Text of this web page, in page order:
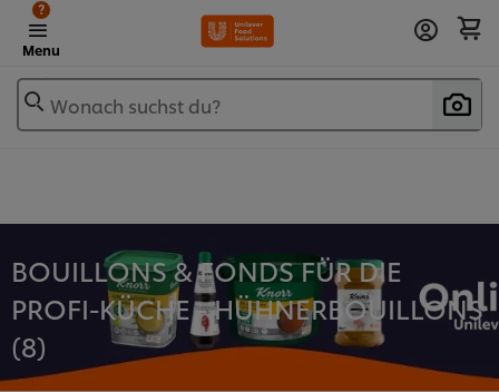
Menu
?
Wonach suchst du?
BOUILLONS & FONDS FÜR DIE
PROFI-KÜCHE - HÜHNERBOUILLONS
(8)